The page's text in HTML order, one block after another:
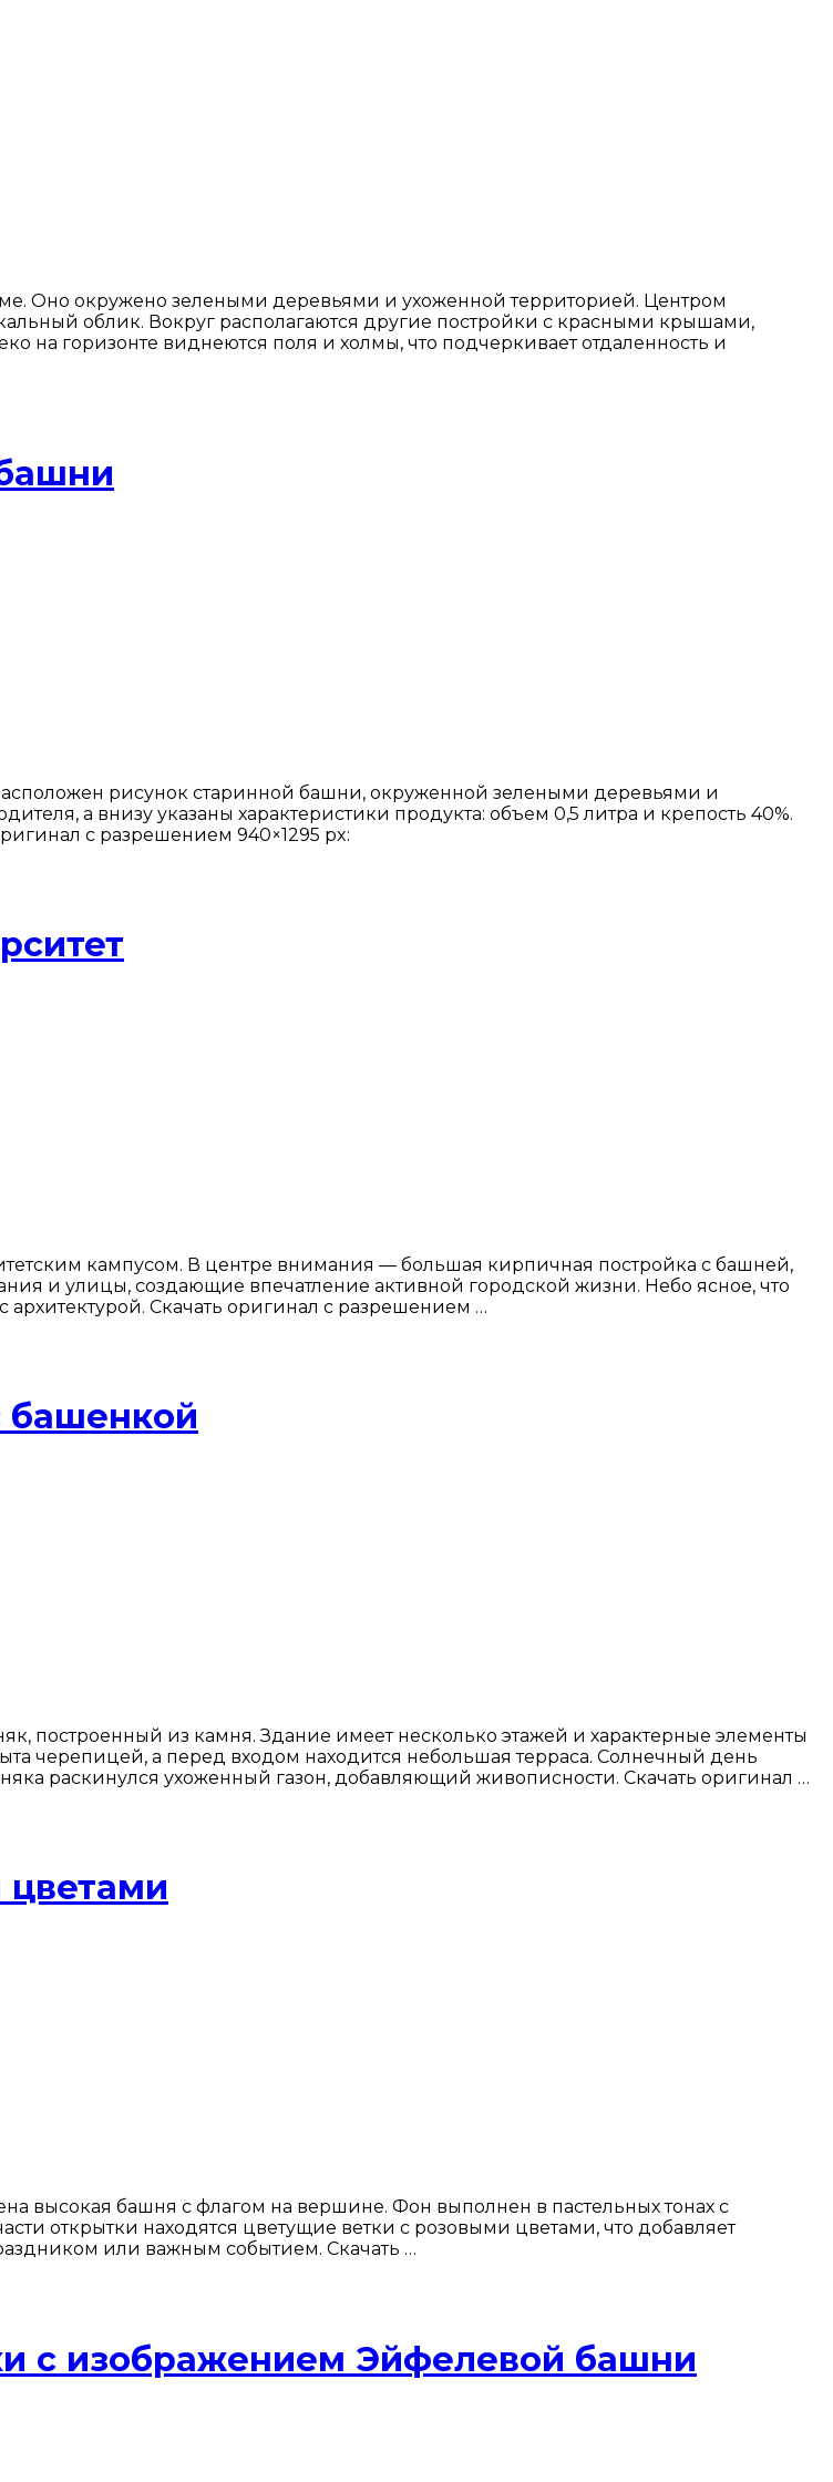
Оно окружено зелеными деревьями и ухоженной территорией. Центром
облик. Вокруг располагаются другие постройки с красными крышами,
горизонте виднеются поля и холмы, что подчеркивает отдаленность и
рисунок старинной башни, окруженной зелеными деревьями и
а внизу указаны характеристики продукта: объем 0,5 литра и крепость 40%.
с разрешением 940×1295 px:
кампусом. В центре внимания — большая кирпичная постройка с башней,
и улицы, создающие впечатление активной городской жизни. Небо ясное, что
архитектурой. Скачать оригинал с разрешением …
башенкой
построенный из камня. Здание имеет несколько этажей и характерные элементы
черепицей, а перед входом находится небольшая терраса. Солнечный день
раскинулся ухоженный газон, добавляющий живописности. Скачать оригинал …
высокая башня с флагом на вершине. Фон выполнен в пастельных тонах с
открытки находятся цветущие ветки с розовыми цветами, что добавляет
или важным событием. Скачать …
с изображением Эйфелевой башни